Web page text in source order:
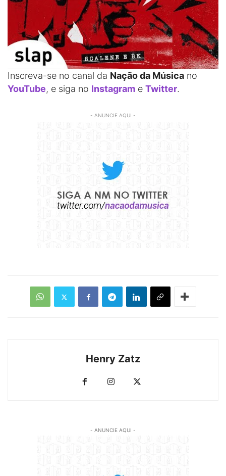
Inscreva-se no canal da Nação da Música no
YouTube, e siga no Instagram e Twitter.
- ANUNCIE AQUI -
Henry Zatz
- ANUNCIE AQUI -